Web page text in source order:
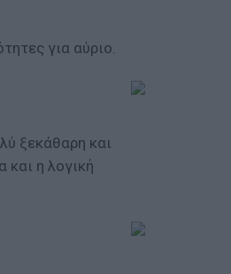
για αύριο.
ξεκάθαρη και
και η λογική